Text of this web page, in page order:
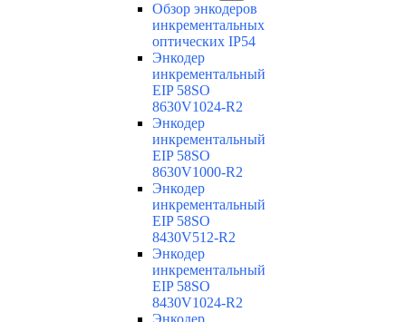
Обзор энкодеров
инкрементальных
оптических IP54
Энкодер
инкрементальный
EIP 58SO
8630V1024-R2
Энкодер
инкрементальный
EIP 58SO
8630V1000-R2
Энкодер
инкрементальный
EIP 58SO
8430V512-R2
Энкодер
инкрементальный
EIP 58SO
8430V1024-R2